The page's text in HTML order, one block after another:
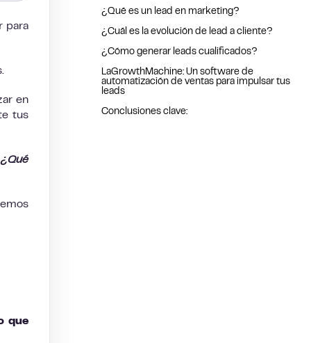
¿Qué es un lead en marketing?
¿Cuál es la evolución de lead a cliente?
¿Cómo generar leads cualificados?
LaGrowthMachine: Un software de
automatización de ventas para impulsar tus
leads
Conclusiones clave:
para
en
tus
que